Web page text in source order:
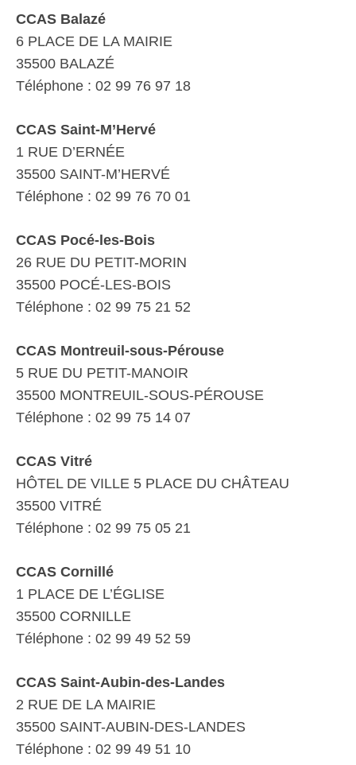
CCAS Balazé
6 PLACE DE LA MAIRIE
35500 BALAZÉ
Téléphone : 02 99 76 97 18
CCAS Saint-M’Hervé
1 RUE D’ERNÉE
35500 SAINT-M’HERVÉ
Téléphone : 02 99 76 70 01
CCAS Pocé-les-Bois
26 RUE DU PETIT-MORIN
35500 POCÉ-LES-BOIS
Téléphone : 02 99 75 21 52
CCAS Montreuil-sous-Pérouse
5 RUE DU PETIT-MANOIR
35500 MONTREUIL-SOUS-PÉROUSE
Téléphone : 02 99 75 14 07
CCAS Vitré
HÔTEL DE VILLE 5 PLACE DU CHÂTEAU
35500 VITRÉ
Téléphone : 02 99 75 05 21
CCAS Cornillé
1 PLACE DE L’ÉGLISE
35500 CORNILLE
Téléphone : 02 99 49 52 59
CCAS Saint-Aubin-des-Landes
2 RUE DE LA MAIRIE
35500 SAINT-AUBIN-DES-LANDES
Téléphone : 02 99 49 51 10